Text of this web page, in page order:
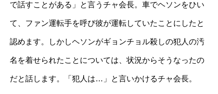
で話すことがある」と言うチャ会長。車でヘソンをひい
て、ファン運転手を呼び彼が運転していたことにしたと
認めます。しかしヘソンがギョンチョル殺しの犯人の汚
名を着せられたことについては、状況からそうなったの
だと話します。「犯人は…」と言いかけるチャ会長。